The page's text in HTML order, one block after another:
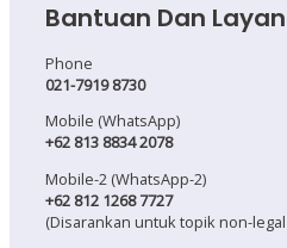
Bantuan Dan
Phone
021-7919 8730
Mobile (WhatsApp)
+62 813 8834 2078
Mobile-2 (WhatsApp-2)
+62 812 1268 7727
(Disarankan untuk topik non-